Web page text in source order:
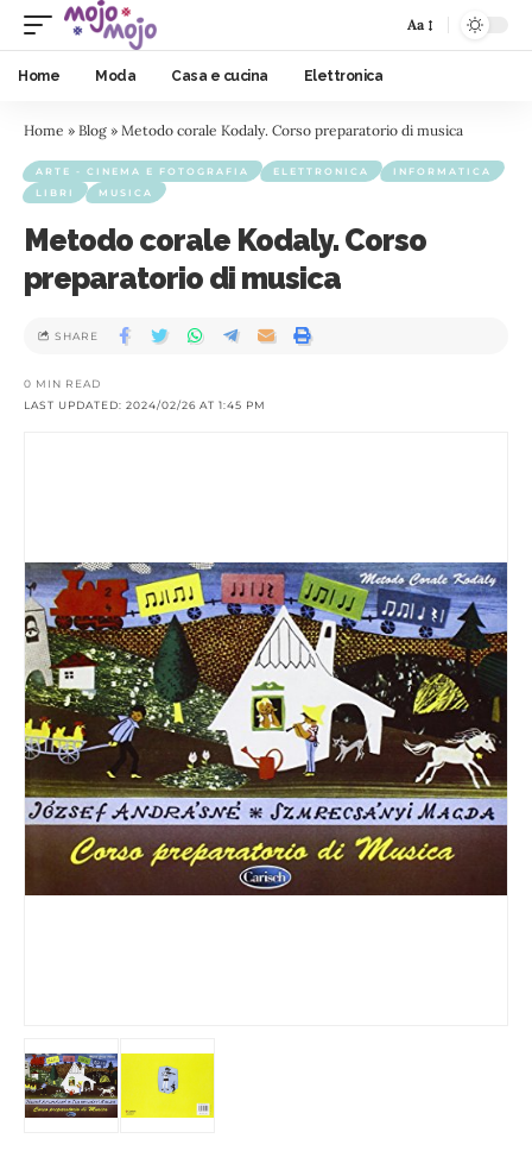
Aa
Home Moda Casa e cucina Elettronica
Home » Blog » Metodo corale Kodaly. Corso preparatorio di musica
ARTE - CINEMA E FOTOGRAFIA ELETTRONICA
INFORMATICA
LIBRI
MUSICA
Metodo corale Kodaly. Corso
preparatorio di musica
LAST UPDATED: 2024/02/26 AT 1:45 PM
0 MIN READ
SHARE